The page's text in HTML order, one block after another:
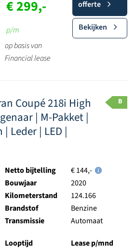
€ 299,-
p/m
op basis van
Financial lease
offerte
Bekijken
Coupé 218i High
| M-Pakket |
Leder | LED |
B
Netto bijtelling
€ 144,-
Bouwjaar
2020
Kilometerstand
124.166
Brandstof
Benzine
Transmissie
Automaat
Looptijd
Lease p/mnd